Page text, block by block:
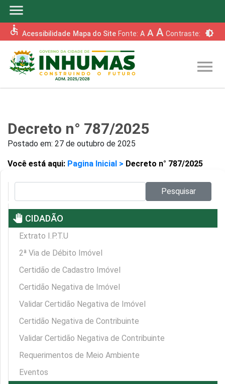
menu
accessible Acessibilidade Mapa do Site Fonte: A A A Contraste: brightness_6
menu
Decreto n° 787/2025
Postado em: 27 de outubro de 2025
Você está aqui: Pagina Inicial > Decreto n° 787/2025
Pesquisar
pan_tool CIDADÃO
Extrato I.P.T.U
2ª Via de Débito Imóvel
Certidão de Cadastro Imóvel
Certidão Negativa de Imóvel
Validar Certidão Negativa de Imóvel
Certidão Negativa de Contribuinte
Validar Certidão Negativa de Contribuinte
Requerimentos de Meio Ambiente
Eventos